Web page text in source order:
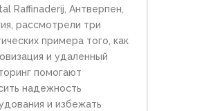
Raffinaderij, Антверпен,
рассмотрели три
примера того, как
и удаленный
помогают
надежность
и избежать